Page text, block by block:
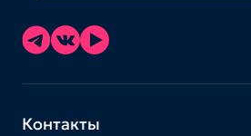
Контакты